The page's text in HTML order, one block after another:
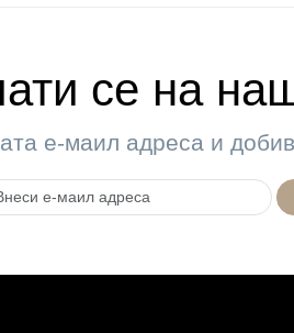
се на
е-маил адреса и